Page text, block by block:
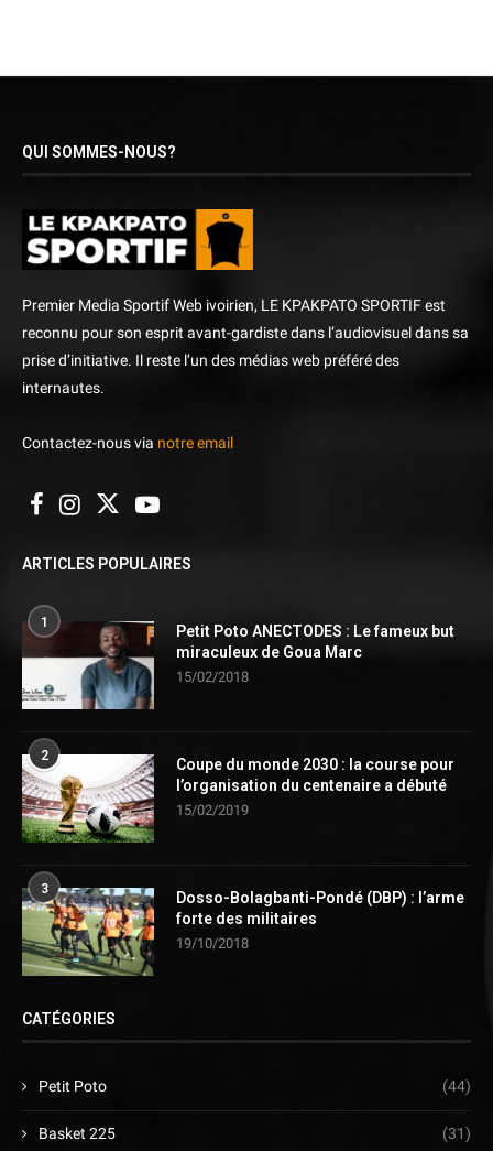
QUI SOMMES-NOUS?
Premier Media Sportif Web ivoirien, LE KPAKPATO SPORTIF est
reconnu pour son esprit avant-gardiste dans l’audiovisuel dans sa
prise d’initiative. Il reste l’un des médias web préféré des
internautes.
Contactez-nous via notre email
ARTICLES POPULAIRES
1
Petit Poto ANECTODES : Le fameux but
miraculeux de Goua Marc
15/02/2018
2
Coupe du monde 2030 : la course pour
l’organisation du centenaire a débuté
15/02/2019
3
Dosso-Bolagbanti-Pondé (DBP) : l’arme
forte des militaires
19/10/2018
CATÉGORIES
Petit Poto (44)
Basket 225 (31)